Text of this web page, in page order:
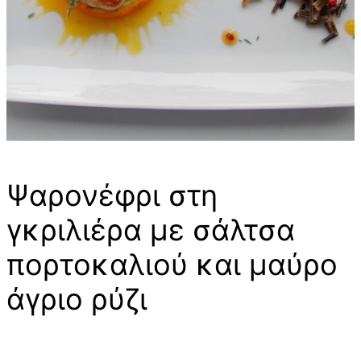
Ψαρονέφρι στη
γκριλιέρα με σάλτσα
πορτοκαλιού και μαύρο
άγριο ρύζι